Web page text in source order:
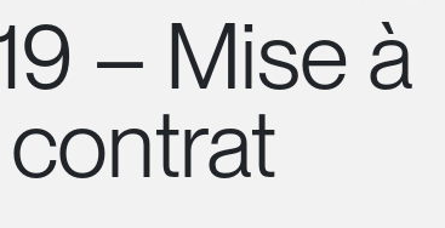
– Mise à